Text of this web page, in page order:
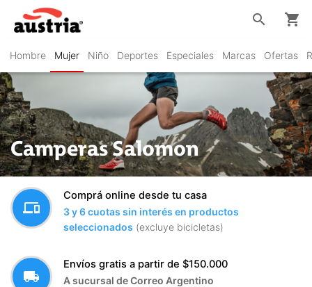
Hombre Mujer Niño Deportes Especiales Marcas Ofertas
search shopping_cart
Camperas Salomon
devices
Comprá online desde tu casa
3 y 6 cuotas sin interés en productos
seleccionados (excluye bicicletas)
local_shipping
Envíos gratis a partir de $150.000
A sucursal de Correo Argentino